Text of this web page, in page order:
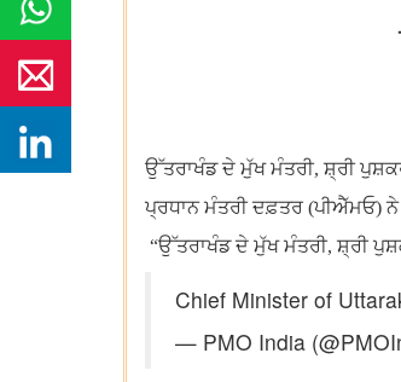
ਉੱਤਰਾਖੰਡ ਦੇ ਮੁੱਖ ਮੰਤਰੀ, ਸ਼੍ਰੀ
ਪ੍ਰਧਾਨ ਮੰਤਰੀ ਦਫ਼ਤਰ (ਪੀਐੱਮਓ)
“ਉੱਤਰਾਖੰਡ ਦੇ ਮੁੱਖ ਮੰਤਰੀ, ਸ਼੍ਰੀ
Chief Minister of
— PMO India